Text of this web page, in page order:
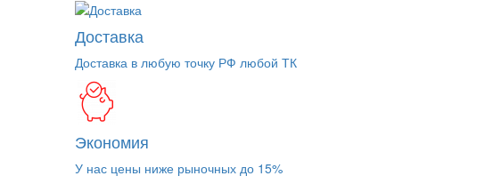
Доставка
Доставка в любую точку РФ любой ТК
Экономия
У нас цены ниже рыночных до 15%